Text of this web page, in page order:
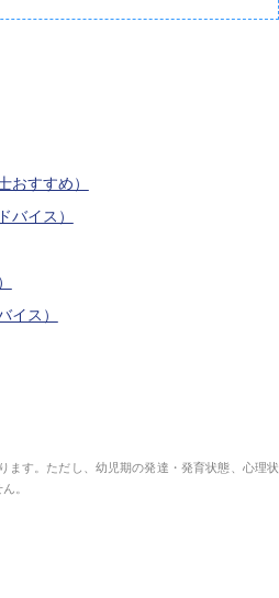
おすすめ）
バイス）
イス）
す。ただし、幼児期の発達・発育状態、心理状
。